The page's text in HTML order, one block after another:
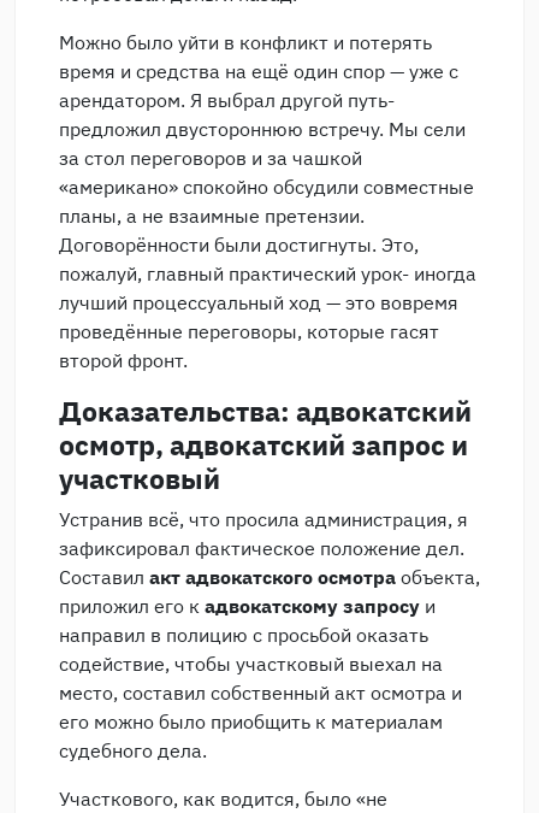
Можно было уйти в конфликт и потерять
время и средства на ещё один спор — уже с
арендатором. Я выбрал другой путь-
предложил двустороннюю встречу. Мы сели
за стол переговоров и за чашкой
«американо» спокойно обсудили совместные
планы, а не взаимные претензии.
Договорённости были достигнуты. Это,
пожалуй, главный практический урок- иногда
лучший процессуальный ход — это вовремя
проведённые переговоры, которые гасят
второй фронт.
Доказательства: адвокатский
осмотр, адвокатский запрос и
участковый
Устранив всё, что просила администрация, я
зафиксировал фактическое положение дел.
Составил акт адвокатского осмотра объекта,
приложил его к адвокатскому запросу и
направил в полицию с просьбой оказать
содействие, чтобы участковый выехал на
место, составил собственный акт осмотра и
его можно было приобщить к материалам
судебного дела.
Участкового, как водится, было «не